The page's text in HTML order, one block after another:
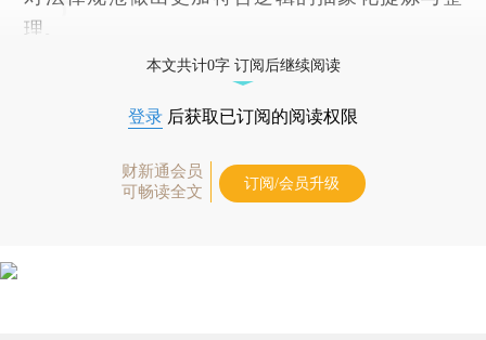
理。
本文共计0字 订阅后继续阅读
登录 后获取已订阅的阅读权限
财新通会员
可畅读全文
订阅/会员升级